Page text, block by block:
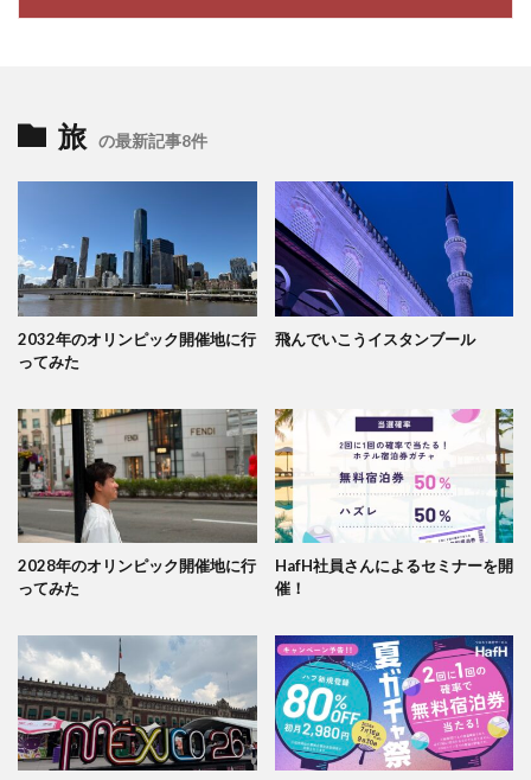
旅 の最新記事8件
2032年のオリンピック開催地に行
ってみた
飛んでいこうイスタンブール
2028年のオリンピック開催地に行
ってみた
HafH社員さんによるセミナーを開
催！